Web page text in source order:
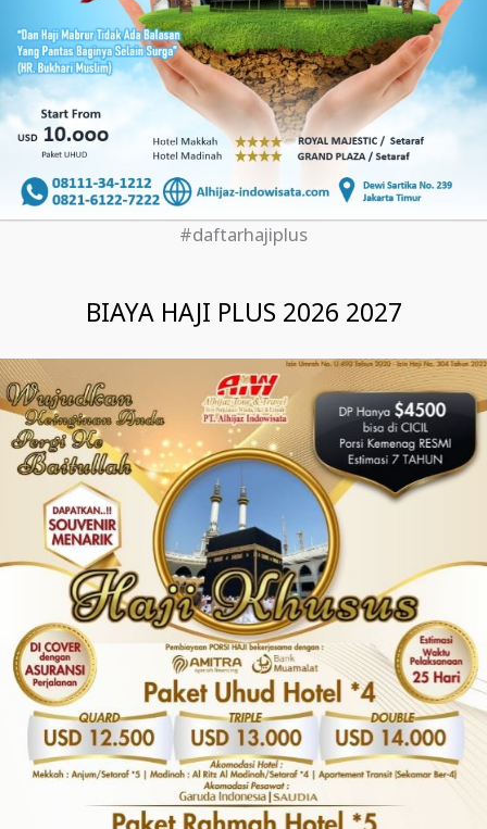
#daftarhajiplus
BIAYA HAJI PLUS 2026 2027